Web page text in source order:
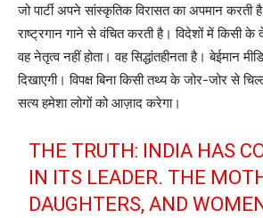
जो पार्टी अपने सांस्कृतिक विरासत का अपमान
राष्ट्रगान गाने से वंचित करती है। विदेशों में किसी
वह नेतृत्व नहीं होता। वह सिद्धांतहीनता है। बेईमान
दिखाएगी। विपक्ष बिना किसी तथ्य के जोर-जोर से
सत्य हमेशा लोगों को आज़ाद करेगा।
THE TRUTH: INDIA HAS
IN ITS LEADER. THE
DAUGHTERS, AND